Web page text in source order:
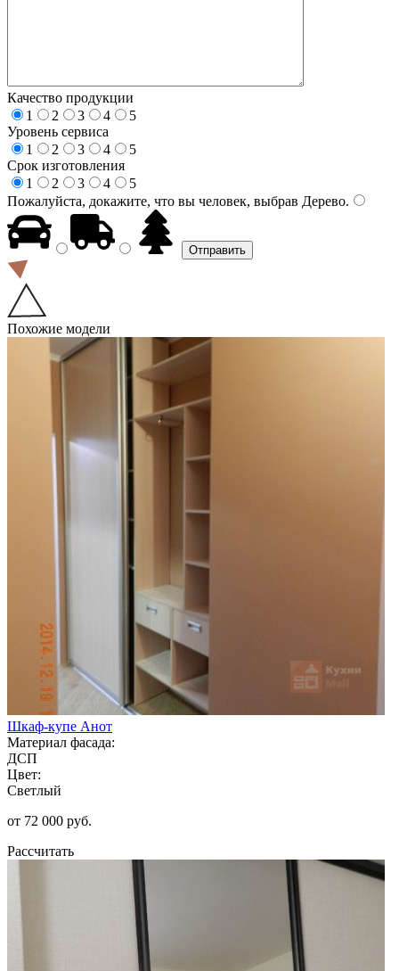
Качество продукции
1
2 3 4
5
Уровень сервиса
1
2 3 4
5
Срок изготовления
1
2 3 4
5
Пожалуйста, докажите, что вы человек, выбрав Дерево.
Похожие модели
Шкаф-купе Анот
Материал фасада:
ДСП
Цвет:
Светлый
от 72 000 руб.
Рассчитать